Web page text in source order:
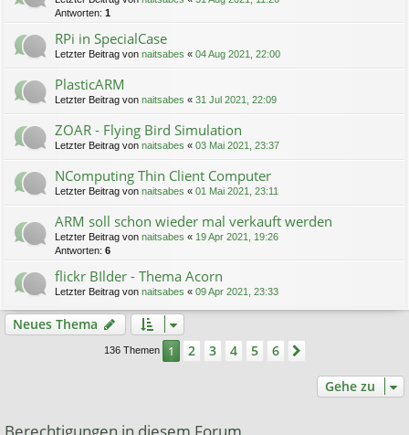
Antworten: 1
RPi in SpecialCase
Letzter Beitrag von naitsabes « 04 Aug 2021, 22:00
PlasticARM
Letzter Beitrag von naitsabes « 31 Jul 2021, 22:09
ZOAR - Flying Bird Simulation
Letzter Beitrag von naitsabes « 03 Mai 2021, 23:37
NComputing Thin Client Computer
Letzter Beitrag von naitsabes « 01 Mai 2021, 23:11
ARM soll schon wieder mal verkauft werden
Letzter Beitrag von naitsabes « 19 Apr 2021, 19:26
Antworten: 6
flickr BIlder - Thema Acorn
Letzter Beitrag von naitsabes « 09 Apr 2021, 23:33
Neues Thema
136 Themen 1 2 3 4 5 6
Gehe zu